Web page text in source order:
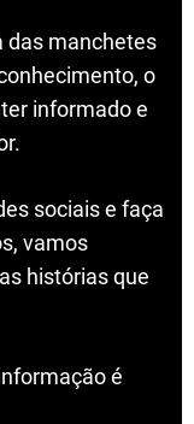
das manchetes
o
informado e
sociais e faça
vamos
histórias que
é